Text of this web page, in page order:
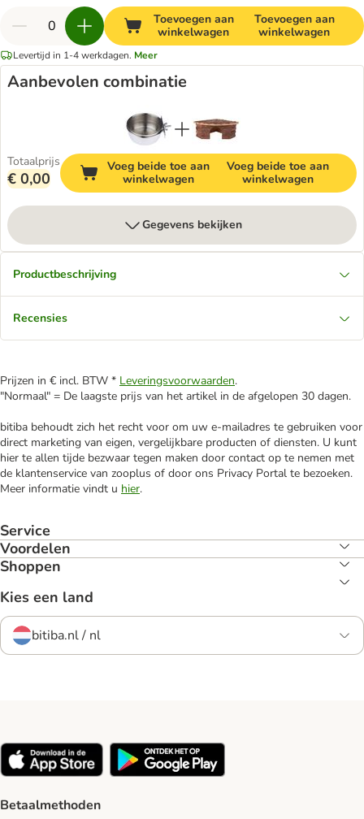
Toevoegen aan
winkelwagen
Toevoegen aan
winkelwagen
Levertijd in 1-4 werkdagen. Meer
Aanbevolen combinatie
Totaalprijs
€ 0,00
Voeg beide toe aan
winkelwagen
Voeg beide toe aan
winkelwagen
Gegevens bekijken
Productbeschrijving
Recensies
Prijzen in € incl. BTW * Leveringsvoorwaarden.
"Normaal" = De laagste prijs van het artikel in de afgelopen 30 dagen.
bitiba behoudt zich het recht voor om uw e-mailadres te gebruiken voor
direct marketing van eigen, vergelijkbare producten of diensten. U kunt
hier te allen tijde bezwaar tegen maken door contact op te nemen met
de klantenservice van zooplus of door ons Privacy Portal te bezoeken.
Meer informatie vindt u hier.
Service
Voordelen
Shoppen
Kies een land
bitiba.nl / nl
Betaalmethoden